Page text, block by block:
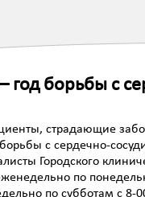
год борьбы с
страдающие
с сердечно-
Городского
по
по субботам с 8-